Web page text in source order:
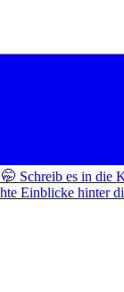
Einblicke hinter di